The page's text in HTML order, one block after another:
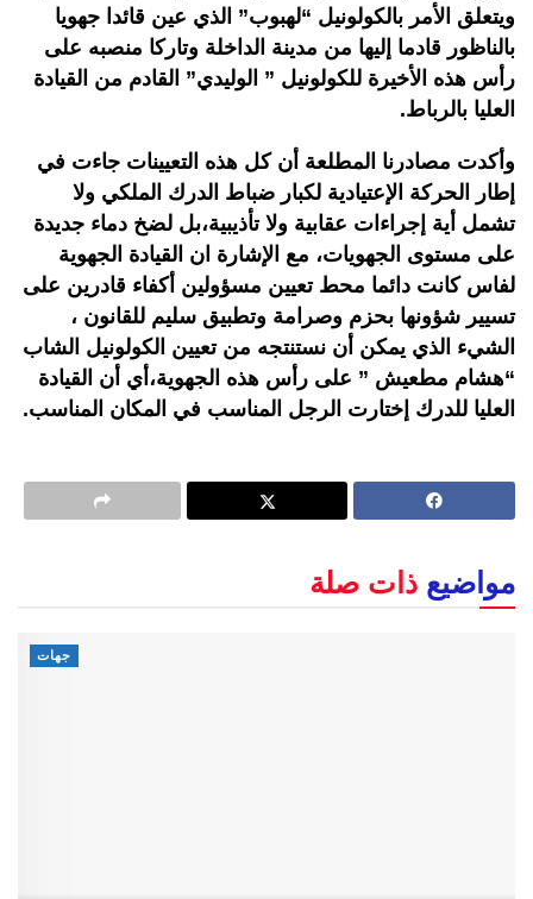
ويتعلق الأمر بالكولونيل “لهبوب” الذي عين قائدا جهويا
بالناظور قادما إليها من مدينة الداخلة وتاركا منصبه على
رأس هذه الأخيرة للكولونيل ” الوليدي” القادم من القيادة
العليا بالرباط.
وأكدت مصادرنا المطلعة أن كل هذه التعيينات جاءت في
إطار الحركة الإعتيادية لكبار ضباط الدرك الملكي ولا
تشمل أية إجراءات عقابية ولا تأذيبية،بل لضخ دماء جديدة
على مستوى الجهويات، مع الإشارة ان القيادة الجهوية
لفاس كانت دائما محط تعيين مسؤولين أكفاء قادرين على
تسيير شؤونها بحزم وصرامة وتطبيق سليم للقانون ،
الشيء الذي يمكن أن نستنتجه من تعيين الكولونيل الشاب
“هشام مطعيش ” على رأس هذه الجهوية،أي أن القيادة
العليا للدرك إختارت الرجل المناسب في المكان المناسب.
مواضيع ذات صلة
جهات